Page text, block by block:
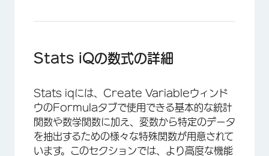
×
Stats iQの数式の詳細
Stats iqには、Create Variableウィンド
ウのFormulaタブで使用できる基本的な統計
関数や数学関数に加え、変数から特定のデータ
を抽出するための様々な特殊関数が用意されて
います。このセクションでは、より高度な機能